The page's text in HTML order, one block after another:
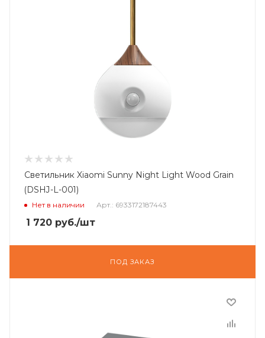
Светильник Xiaomi Sunny Night Light Wood Grain
(DSHJ-L-001)
Нет в наличии Арт.: 6933172187443
1 720 руб./шт
ПОД ЗАКАЗ